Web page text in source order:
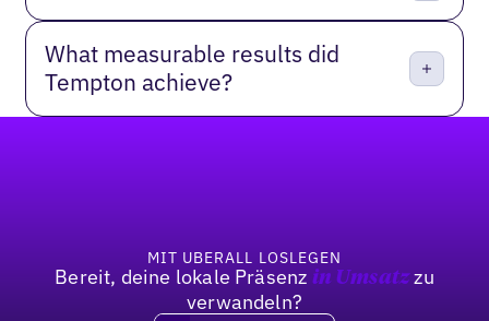
What measurable results did
Tempton achieve?
MIT UBERALL LOSLEGEN
Bereit, deine lokale Präsenz in Umsatzzu
verwandeln?